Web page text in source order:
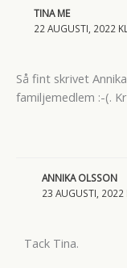
TINA ME
22 AUGUSTI, 2022
Så fint skrivet
familjemedlem :-(.
ANNIKA OLSSON
23 AUGUSTI, 2022
Tack Tina.